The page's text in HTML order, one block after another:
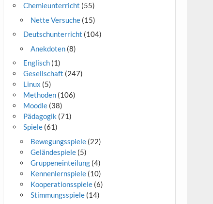
Chemieunterricht (55)
Nette Versuche (15)
Deutschunterricht (104)
Anekdoten (8)
Englisch (1)
Gesellschaft (247)
Linux (5)
Methoden (106)
Moodle (38)
Pädagogik (71)
Spiele (61)
Bewegungsspiele (22)
Geländespiele (5)
Gruppeneinteilung (4)
Kennenlernspiele (10)
Kooperationsspiele (6)
Stimmungsspiele (14)